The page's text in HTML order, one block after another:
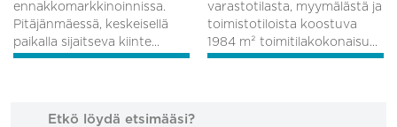
ennakkomarkkinoinnissa.
Pitäjänmäessä, keskeisellä
paikalla sijaitseva kiinte...
varastotilasta, myymälästä ja
toimistotiloista koostuva
1984 m² toimitilakokonaisu...
Etkö löydä etsimääsi?